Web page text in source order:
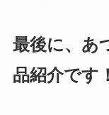
最後に、あ
品紹介です！